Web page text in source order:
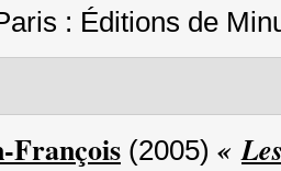
: Éditions de
François (2005) «